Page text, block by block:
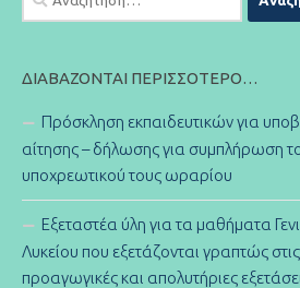
για:
ΔΙΑΒΆΖΟΝΤΑΙ ΠΕΡΙΣΣΌΤΕΡΟ…
Πρόσκληση εκπαιδευτικών για
αίτησης – δήλωσης για συμπλήρωση
υποχρεωτικού τους ωραρίου
Εξεταστέα ύλη για τα μαθήματα
Λυκείου που εξετάζονται γραπτώς στις
προαγωγικές και απολυτήριες